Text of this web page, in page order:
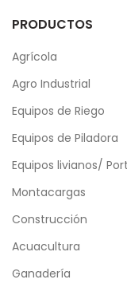
PRODUCTOS
Agrícola
Agro Industrial
Equipos de Riego
Equipos de Piladora
Equipos livianos/
Montacargas
Construcción
Acuacultura
Ganadería